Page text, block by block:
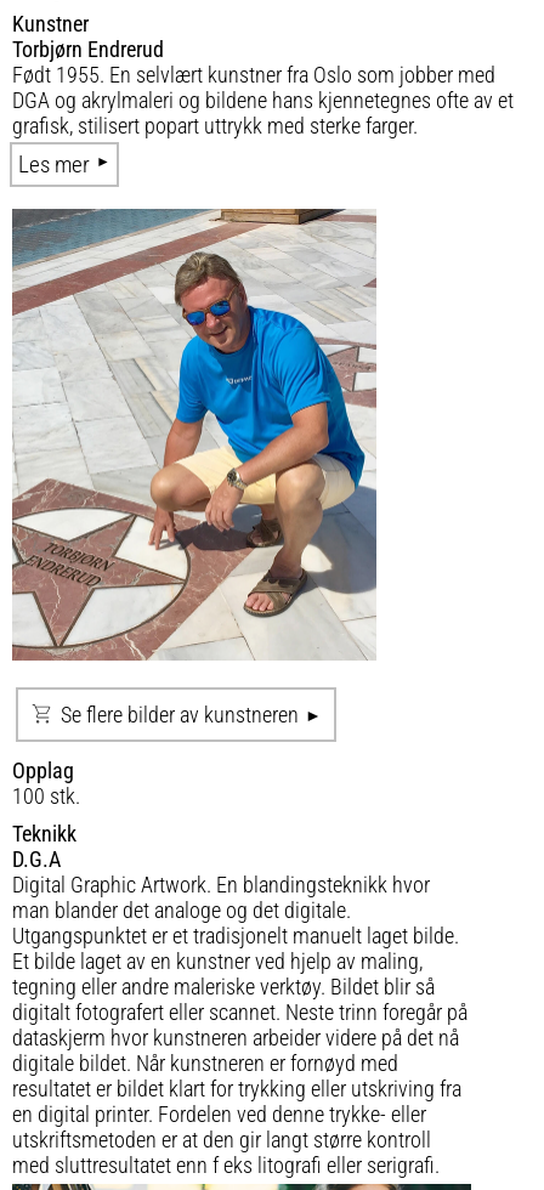
Kunstner
Torbjørn Endrerud
Født 1955. En selvlært kunstner fra Oslo som jobber med
DGA og akrylmaleri og bildene hans kjennetegnes ofte av et
grafisk, stilisert popart uttrykk med sterke farger.
Les mer
Se flere bilder av kunstneren
Opplag
100 stk.
Teknikk
D.G.A
Digital Graphic Artwork. En blandingsteknikk hvor
man blander det analoge og det digitale.
Utgangspunktet er et tradisjonelt manuelt laget bilde.
Et bilde laget av en kunstner ved hjelp av maling,
tegning eller andre maleriske verktøy. Bildet blir så
digitalt fotografert eller scannet. Neste trinn foregår på
dataskjerm hvor kunstneren arbeider videre på det nå
digitale bildet. Når kunstneren er fornøyd med
resultatet er bildet klart for trykking eller utskriving fra
en digital printer. Fordelen ved denne trykke- eller
utskriftsmetoden er at den gir langt større kontroll
med sluttresultatet enn f eks litografi eller serigrafi.